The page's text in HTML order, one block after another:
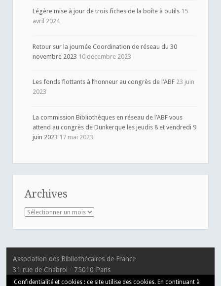
Légère mise à jour de trois fiches de la boîte à outils 15
avril 2024
Retour sur la journée Coordination de réseau du 30
novembre 2023 10 décembre 2023
Les fonds flottants à l’honneur au congrès de l’ABF 23 juin
2023
La commission Bibliothèques en réseau de l’ABF vous
attend au congrès de Dunkerque les jeudis 8 et vendredi 9
juin 2023 17 mai 2023
Archives
Archives
Association des Bibliothécaires de France
31 rue de Chabrol - 75010 Paris
T 01 55 33 10 30
Confidentialité et cookies : ce site utilise des cookies. En continuant à